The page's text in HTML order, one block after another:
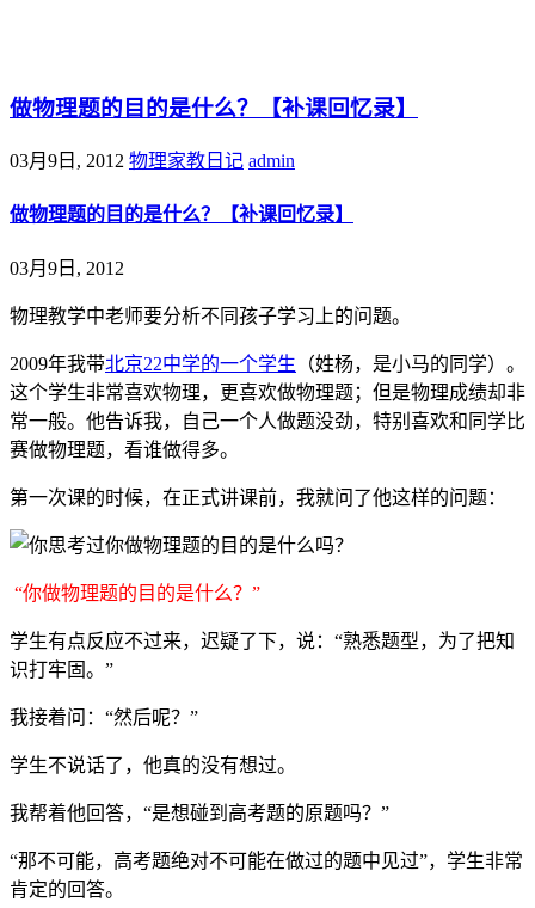
做物理题的目的是什么？【补课回忆录】
03月9日, 2012 物理家教日记 admin
做物理题的目的是什么？【补课回忆录】
03月9日, 2012
物理教学中老师要分析不同孩子学习上的问题。
2009年我带北京22中学的一个学生 （姓杨，是小马的同学）。
这个学生非常喜欢物理，更喜欢做物理题；但是物理成绩却非
常一般。他告诉我，自己一个人做题没劲，特别喜欢和同学比
赛做物理题，看谁做得多。
第一次课的时候，在正式讲课前，我就问了他这样的问题：
“你做物理题的目的是什么？”
学生有点反应不过来，迟疑了下，说：“熟悉题型，为了把知
识打牢固。”
我接着问：“然后呢？”
学生不说话了，他真的没有想过。
我帮着他回答，“是想碰到高考题的原题吗？”
“那不可能，高考题绝对不可能在做过的题中见过”，学生非常
肯定的回答。